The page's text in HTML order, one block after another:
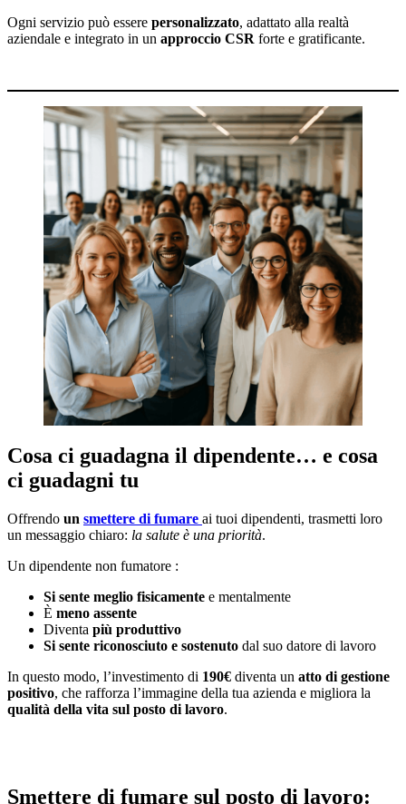
Ogni servizio può essere personalizzato, adattato alla realtà
aziendale e integrato in un approccio CSR forte e gratificante.
Cosa ci guadagna il dipendente… e cosa
ci guadagni tu
Offrendo un smettere di fumare ai tuoi dipendenti, trasmetti loro
un messaggio chiaro: la salute è una priorità.
Un dipendente non fumatore :
Si sente meglio fisicamente e mentalmente
È meno assente
Diventa più produttivo
Si sente riconosciuto e sostenuto dal suo datore di lavoro
In questo modo, l’investimento di 190€ diventa un atto di gestione
positivo, che rafforza l’immagine della tua azienda e migliora la
qualità della vita sul posto di lavoro.
Smettere di fumare sul posto di lavoro: